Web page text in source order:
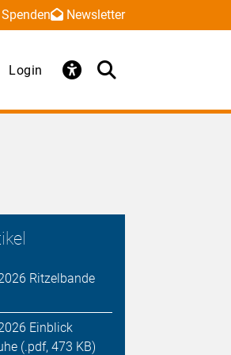
Spenden Newsletter
Login
Ritzelbande
Einblick
(.pdf, 473 KB)